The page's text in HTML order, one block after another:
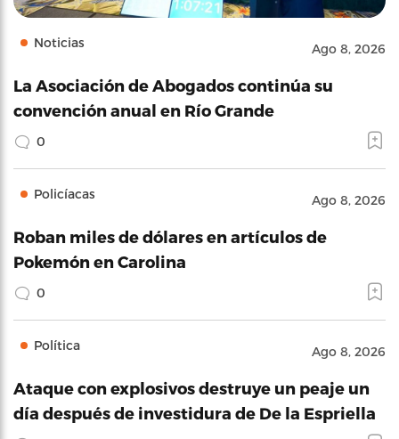
Noticias Ago 8, 2026
La Asociación de Abogados continúa su
convención anual en Río Grande
0
Policíacas Ago 8, 2026
Roban miles de dólares en artículos de
Pokemón en Carolina
0
Política Ago 8, 2026
Ataque con explosivos destruye un peaje un
día después de investidura de De la Espriella